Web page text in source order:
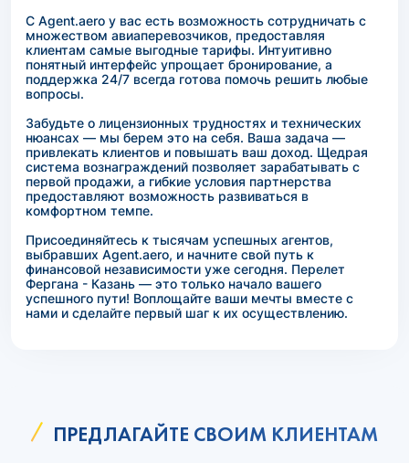
С Agent.aero у вас есть возможность сотрудничать с
множеством авиаперевозчиков, предоставляя
клиентам самые выгодные тарифы. Интуитивно
понятный интерфейс упрощает бронирование, а
поддержка 24/7 всегда готова помочь решить любые
вопросы.
Забудьте о лицензионных трудностях и технических
нюансах — мы берем это на себя. Ваша задача —
привлекать клиентов и повышать ваш доход. Щедрая
система вознаграждений позволяет зарабатывать с
первой продажи, а гибкие условия партнерства
предоставляют возможность развиваться в
комфортном темпе.
Присоединяйтесь к тысячам успешных агентов,
выбравших Agent.aero, и начните свой путь к
финансовой независимости уже сегодня. Перелет
Фергана - Казань — это только начало вашего
успешного пути! Воплощайте ваши мечты вместе с
нами и сделайте первый шаг к их осуществлению.
ПРЕДЛАГАЙТЕ СВОИМ КЛИЕНТАМ